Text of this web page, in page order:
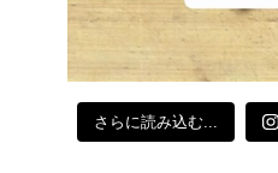
さらに読み込む...